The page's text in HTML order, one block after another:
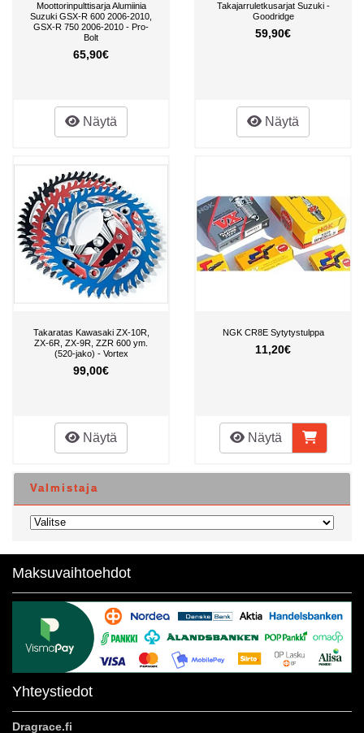
Moottorinpulttisarja Alumiinia
Suzuki GSX-R 600 2006-2010,
GSX-R 750 2006-2010 - Pro-
Bolt
65,90€
Näytä
Takajarruletkusarjat Suzuki -
Goodridge
59,90€
Näytä
Takaratas Kawasaki ZX-10R,
ZX-6R, ZX-9R, ZZR 600 ym.
(520-jako) - Vortex
99,00€
Näytä
NGK CR8E Sytytystulppa
11,20€
Näytä
Valmistaja
Maksuvaihtoehdot
Yhteystiedot
Dragrace.fi